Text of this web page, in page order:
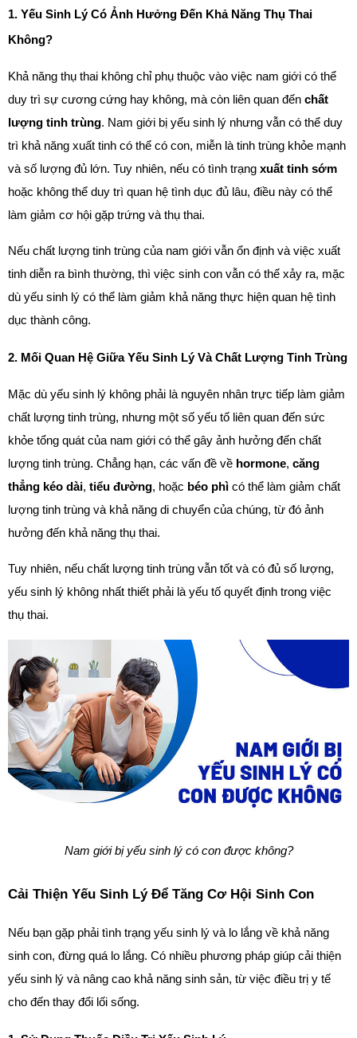
1. Yếu Sinh Lý Có Ảnh Hưởng Đến Khả Năng Thụ Thai
Không?
Khả năng thụ thai không chỉ phụ thuộc vào việc nam giới có thể
duy trì sự cương cứng hay không, mà còn liên quan đến chất
lượng tinh trùng. Nam giới bị yếu sinh lý nhưng vẫn có thể duy
trì khả năng xuất tinh có thể có con, miễn là tinh trùng khỏe mạnh
và số lượng đủ lớn. Tuy nhiên, nếu có tình trạng xuất tinh sớm
hoặc không thể duy trì quan hệ tình dục đủ lâu, điều này có thể
làm giảm cơ hội gặp trứng và thụ thai.
Nếu chất lượng tinh trùng của nam giới vẫn ổn định và việc xuất
tinh diễn ra bình thường, thì việc sinh con vẫn có thể xảy ra, mặc
dù yếu sinh lý có thể làm giảm khả năng thực hiện quan hệ tình
dục thành công.
2. Mối Quan Hệ Giữa Yếu Sinh Lý Và Chất Lượng Tinh Trùng
Mặc dù yếu sinh lý không phải là nguyên nhân trực tiếp làm giảm
chất lượng tinh trùng, nhưng một số yếu tố liên quan đến sức
khỏe tổng quát của nam giới có thể gây ảnh hưởng đến chất
lượng tinh trùng. Chẳng hạn, các vấn đề về hormone, căng
thẳng kéo dài, tiểu đường, hoặc béo phì có thể làm giảm chất
lượng tinh trùng và khả năng di chuyển của chúng, từ đó ảnh
hưởng đến khả năng thụ thai.
Tuy nhiên, nếu chất lượng tinh trùng vẫn tốt và có đủ số lượng,
yếu sinh lý không nhất thiết phải là yếu tố quyết định trong việc
thụ thai.
Nam giới bị yếu sinh lý có con được không?
Cải Thiện Yếu Sinh Lý Để Tăng Cơ Hội Sinh Con
Nếu bạn gặp phải tình trạng yếu sinh lý và lo lắng về khả năng
sinh con, đừng quá lo lắng. Có nhiều phương pháp giúp cải thiện
yếu sinh lý và nâng cao khả năng sinh sản, từ việc điều trị y tế
cho đến thay đổi lối sống.